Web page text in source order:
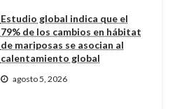
Estudio global indica que el
79% de los cambios en hábitat
de mariposas se asocian al
calentamiento global
agosto 5, 2026